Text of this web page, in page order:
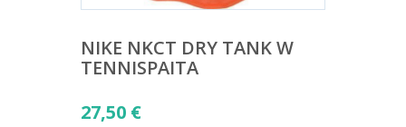
NIKE NKCT DRY TANK W
TENNISPAITA
27,50 €